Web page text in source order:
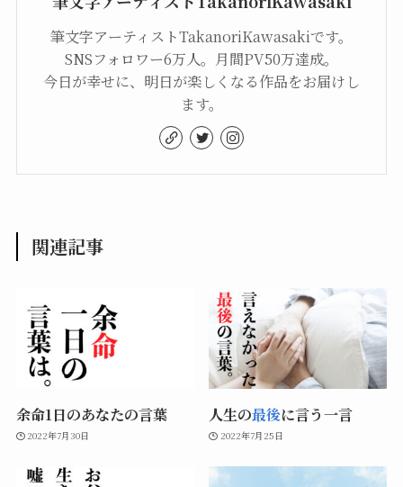
筆文字アーティストTakanoriKawasakiです。
SNSフォロワー6万人。月間PV50万達成。
今日が幸せに、明日が楽しくなる作品をお届けし
ます。
関連記事
余命1日のあなたの言葉
2022年7月30日
人生の最後に言う一言
2022年7月25日